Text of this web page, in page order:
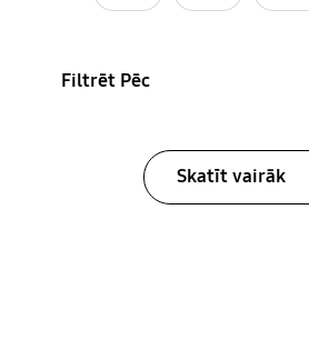
Filtrēt Pēc
Skatīt vairāk